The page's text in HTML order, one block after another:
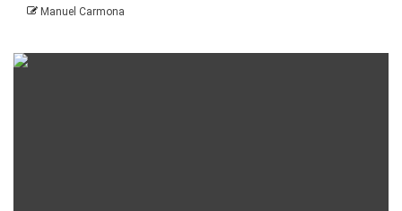
Manuel Carmona